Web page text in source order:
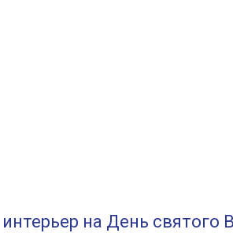
интерьер на День святого